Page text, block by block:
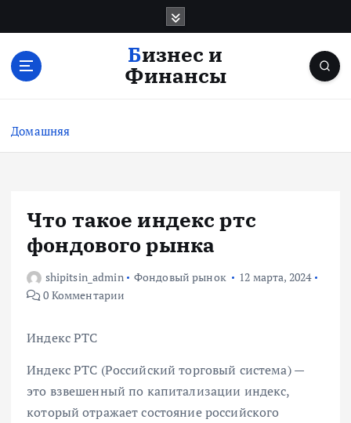
с
Бизнес и
Финансы
Домашняя
Что такое индекс ртс
фондового рынка
shipitsin_admin Фондовый рынок
12 марта, 2024
0 Комментарии
Индекс РТС
Индекс РТС (Российский торговый система) —
это взвешенный по капитализации индекс,
который отражает состояние российского